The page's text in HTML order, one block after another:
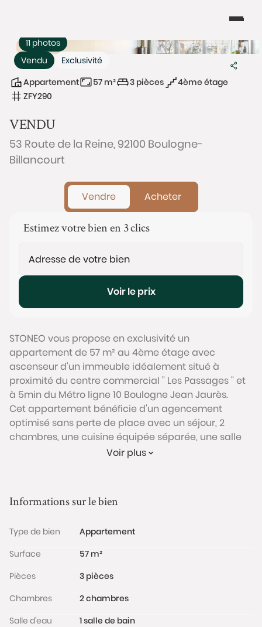
Vendu Exclusivité
11 photos
Appartement 57 m² 3 pièces
4ème étage
ZFY290
VENDU
53 Route de la Reine, 92100 Boulogne-
Billancourt
Vendre Acheter
Estimez votre bien en 3 clics
Voir le prix
STONEO vous propose en exclusivité un
appartement de 57 m² au 4ème étage avec
ascenseur d'un immeuble idéalement situé à
proximité du centre commercial " Les Passages " et
à 5min du Métro ligne 10 Boulogne Jean Jaurès.
Cet appartement bénéficie d'un agencement
optimisé sans perte de place avec un séjour, 2
chambres, une cuisine équipée séparée, une salle
de bain, un WC séparé, un cave et un parking.
des balcons filants. Belle luminosité grâce aux
(double vitrage).
L'appartement est situé dans une copropriété bien
interphone.
Les informations sur les risques auxquels ce bien est
exposé sont disponibles sur le site
www.georisques.gouv.fr
Voir plus
Informations sur le bien
Type de bien
Appartement
Surface
57 m²
Pièces
3 pièces
Chambres
2 chambres
Salle d'eau
1 salle de bain